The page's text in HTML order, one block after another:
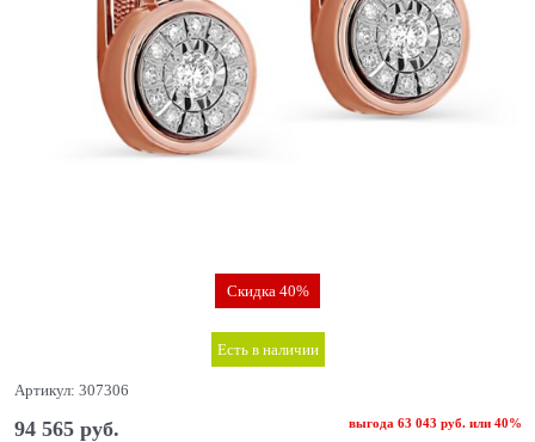
Скидка 40%
Есть в наличии
Артикул: 307306
94 565 руб. выгода 63 043 руб.или 40%